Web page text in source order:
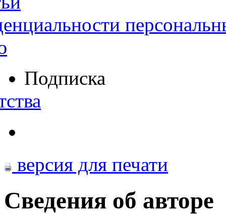
Подписка
версия для печати
Сведения об авторе